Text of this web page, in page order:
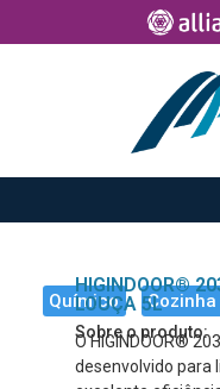
Químico Cozinha
HIGINDOOR®
LOUÇA 5L
Sobre o produto:
O HIGINDOOR®
desenvolvido para